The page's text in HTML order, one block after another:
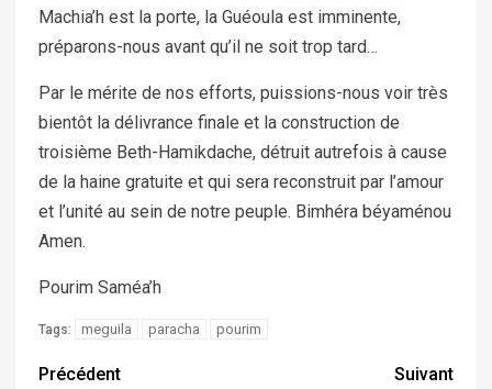
Machia’h est la porte, la Guéoula est imminente,
préparons-nous avant qu’il ne soit trop tard…
Par le mérite de nos efforts, puissions-nous voir très
bientôt la délivrance finale et la construction de
troisième Beth-Hamikdache, détruit autrefois à cause
de la haine gratuite et qui sera reconstruit par l’amour
et l’unité au sein de notre peuple. Bimhéra béyaménou
Amen.
Pourim Saméa’h
Tags: meguila paracha pourim
Précédent
Suivant